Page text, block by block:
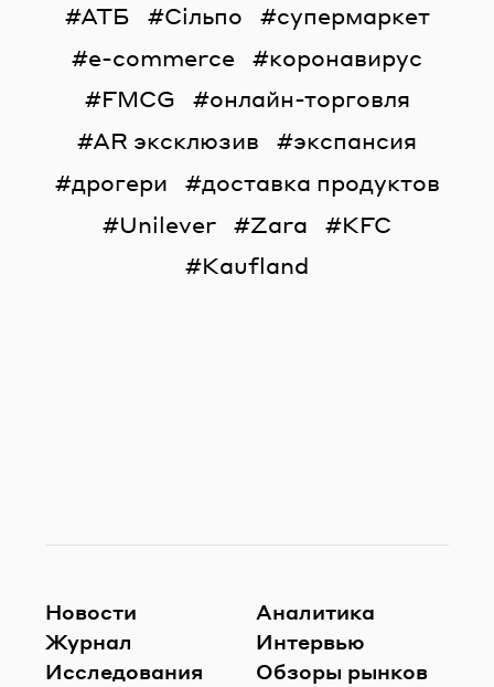
АТБ
Сільпо
супермаркет
e-commerce
коронавирус
FMCG
онлайн-торговля
AR эксклюзив
экспансия
дрогери
доставка продуктов
Unilever
Zara
KFC
Kaufland
Новости
Журнал
Исследования
Аналитика
Интервью
Обзоры рынков